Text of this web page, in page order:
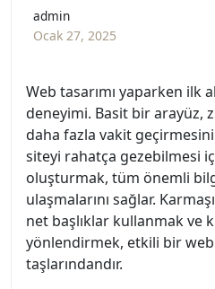
admin
Ocak 27, 2025
Web tasarımı yaparken ilk
deneyimi. Basit bir arayüz,
daha fazla vakit geçirmesini
siteyi rahatça gezebilmesi
oluşturmak, tüm önemli
ulaşmalarını sağlar.
net başlıklar kullanmak ve
yönlendirmek, etkili bir web
taşlarındandır.